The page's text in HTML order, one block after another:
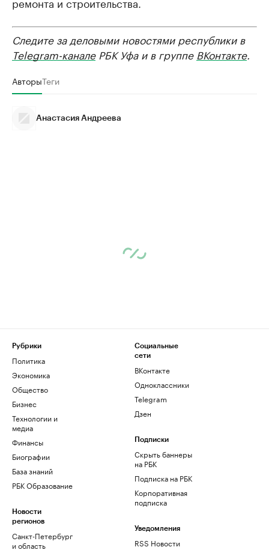
Следите за деловыми новостями республики в
Telegram-каналеРБК Уфа и в группе ВКонтакте.
АвторыТеги
Анастасия Андреева
Рубрики
Политика
Экономика
Общество
Бизнес
Технологии и
медиа
Финансы
Биографии
База знаний
РБК Образование
Новости
регионов
Санкт-Петербург
и область
Социальные
сети
ВКонтакте
Одноклассники
Telegram
Дзен
Подписки
Скрыть баннеры
на РБК
Подписка на РБК
Корпоративная
подписка
Уведомления
RSS Новости